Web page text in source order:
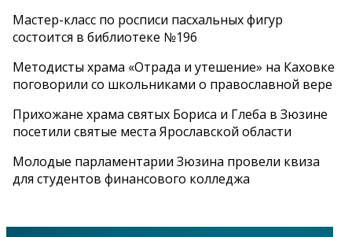
Мастер-класс по росписи пасхальных фигур
состоится в библиотеке №196
Методисты храма «Отрада и утешение» на Каховке
поговорили со школьниками о православной вере
Прихожане храма святых Бориса и Глеба в Зюзине
посетили святые места Ярославской области
Молодые парламентарии Зюзина провели квиза
для студентов финансового колледжа